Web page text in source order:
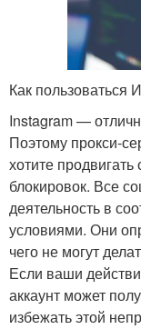
Как пользоваться
Instagram —
Поэтому прокси-
хотите
блокировок. Все
деятельность в
условиями. Они
чего не могут
Если ваши
аккаунт может
избежать этой